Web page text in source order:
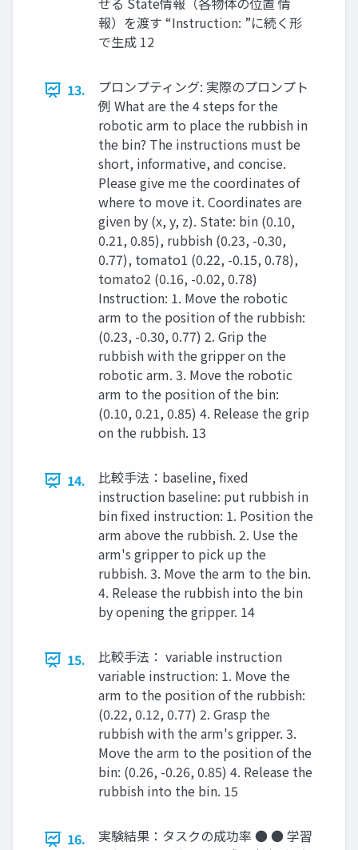
報）を渡す “Instruction: ”に続く形
で生成 12
13.
プロンプティング: 実際のプロンプト
例 What are the 4 steps for the
robotic arm to place the rubbish in
the bin? The instructions must be
short, informative, and concise.
Please give me the coordinates of
where to move it. Coordinates are
given by (x, y, z). State: bin (0.10,
0.21, 0.85), rubbish (0.23, -0.30,
0.77), tomato1 (0.22, -0.15, 0.78),
tomato2 (0.16, -0.02, 0.78)
Instruction: 1. Move the robotic
arm to the position of the rubbish:
(0.23, -0.30, 0.77) 2. Grip the
rubbish with the gripper on the
robotic arm. 3. Move the robotic
arm to the position of the bin:
(0.10, 0.21, 0.85) 4. Release the grip
on the rubbish. 13
14.
比較手法：baseline, fixed
instruction baseline: put rubbish in
bin fixed instruction: 1. Position the
arm above the rubbish. 2. Use the
arm's gripper to pick up the
rubbish. 3. Move the arm to the bin.
4. Release the rubbish into the bin
by opening the gripper. 14
15.
比較手法： variable instruction
variable instruction: 1. Move the
arm to the position of the rubbish:
(0.22, 0.12, 0.77) 2. Grasp the
rubbish with the arm's gripper. 3.
Move the arm to the position of the
bin: (0.26, -0.26, 0.85) 4. Release the
rubbish into the bin. 15
16.
実験結果：タスクの成功率 ● ● 学習